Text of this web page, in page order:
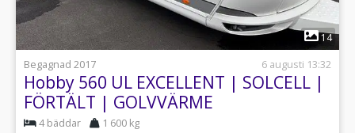
1
14
Begagnad 2017
6 augusti 13:32
Hobby 560 UL EXCELLENT | SOLCELL |
FÖRTÄLT | GOLVVÄRME
4 bäddar 1 600 kg